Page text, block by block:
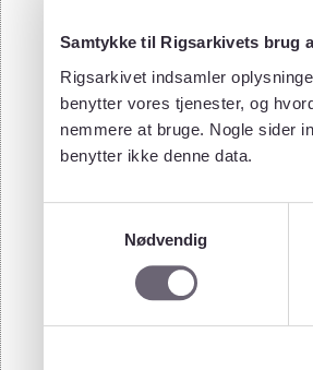
Samtykke til Rigsarkivets brug
Rigsarkivet indsamler
benytter vores tjenester, og
nemmere at bruge. Nogle sider
benytter ikke denne data.
Nødvendig